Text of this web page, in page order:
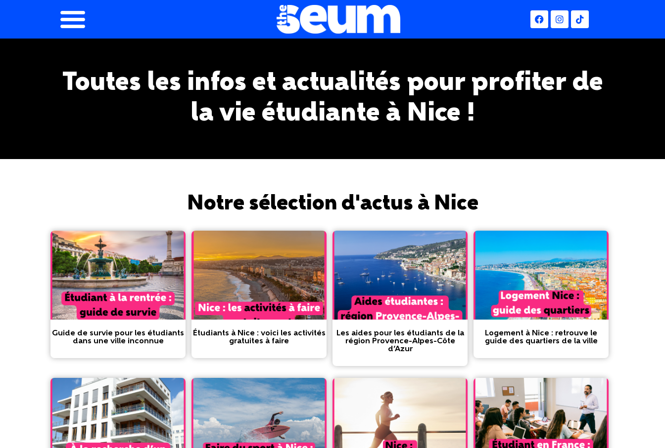
Toutes les infos et actualités pour profiter de
la vie étudiante à Nice !
Notre sélection d'actus à Nice
Guide de survie pour les étudiants
dans une ville inconnue
Étudiants à Nice : voici les activités
gratuites à faire
Les aides pour les étudiants de la
région Provence-Alpes-Côte
d’Azur
Logement à Nice : retrouve le
guide des quartiers de la ville